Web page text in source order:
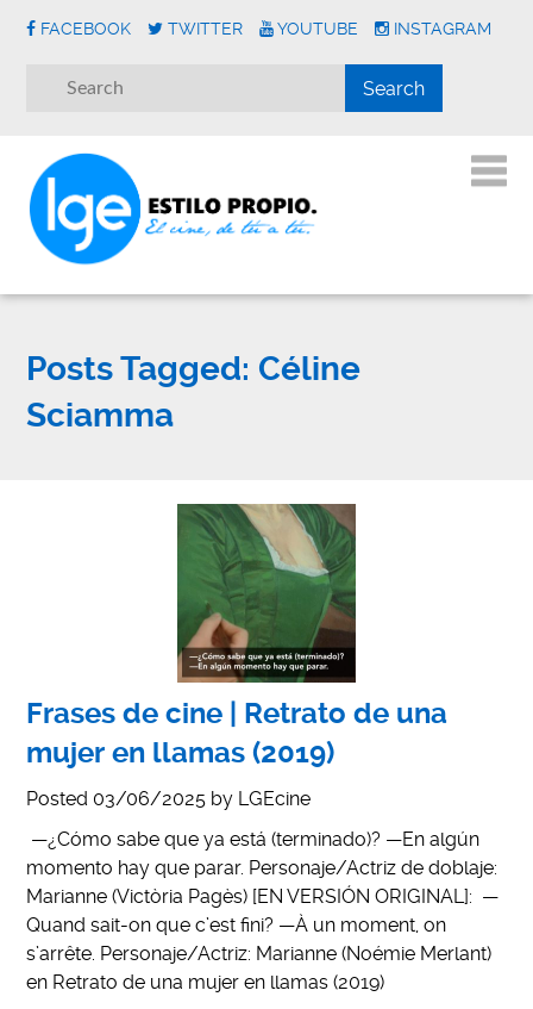
FACEBOOK TWITTER YOUTUBE INSTAGRAM
Posts Tagged: Céline
Sciamma
Frases de cine | Retrato de una
mujer en llamas (2019)
Posted 03/06/2025 by LGEcine
—¿Cómo sabe que ya está (terminado)? —En algún
momento hay que parar. Personaje/Actriz de doblaje:
Marianne (Victòria Pagès) [EN VERSIÓN ORIGINAL]: —
Quand sait-on que c’est fini? —À un moment, on
s’arrête. Personaje/Actriz: Marianne (Noémie Merlant)
en Retrato de una mujer en llamas (2019)